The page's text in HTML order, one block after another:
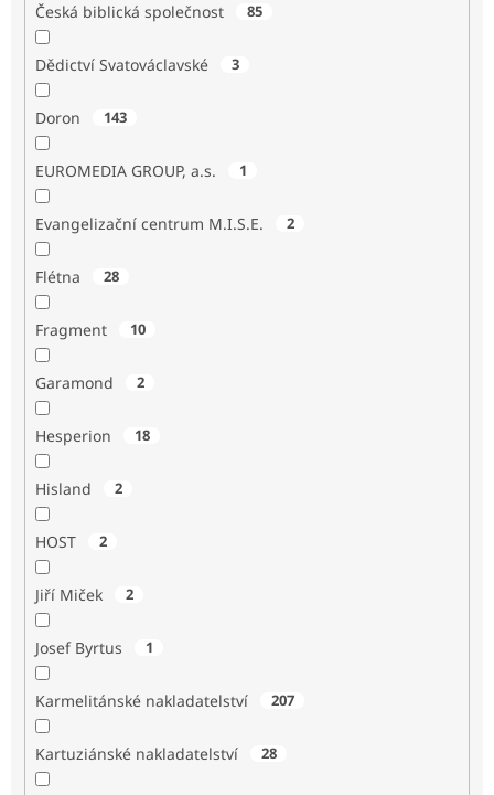
Česká biblická společnost 85
Dědictví Svatováclavské 3
Doron 143
EUROMEDIA GROUP, a.s. 1
Evangelizační centrum M.I.S.E. 2
Flétna 28
Fragment 10
Garamond 2
Hesperion 18
Hisland 2
HOST 2
Jiří Miček 2
Josef Byrtus 1
Karmelitánské nakladatelství 207
Kartuziánské nakladatelství 28